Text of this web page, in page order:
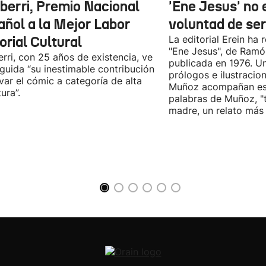
Premio Nacional
a la Mejor Labor
Cultural
con 25 años de existencia, ve
“su inestimable contribución
el cómic a categoría de alta
'Ene Jesus' no
voluntad de
La editorial Erein ha
"Ene Jesus", de
publicada en 1976.
prólogos e
Muñoz acompañan
palabras de Muñoz,
madre, un relato